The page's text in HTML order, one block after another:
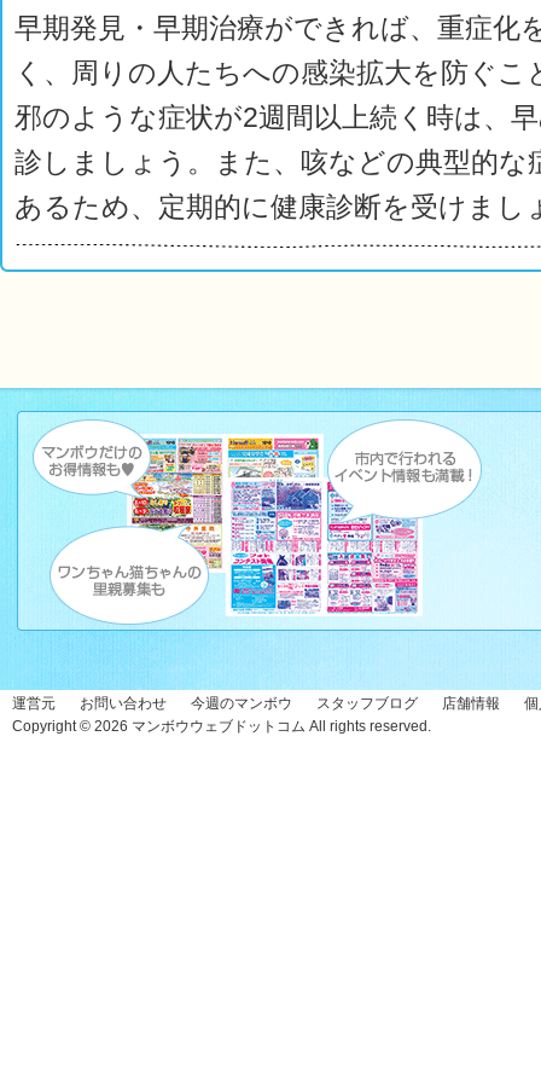
早期発見・早期治療ができれば、重症化
く、周りの人たちへの感染拡大を防ぐこ
邪のような症状が2週間以上続く時は、
診しましょう。また、咳などの典型的な
あるため、定期的に健康診断を受けまし
運営元 お問い合わせ 今週のマンボウ スタッフブログ 店舗情報
Copyright © 2026 マンボウウェブドットコム All rights reserved.